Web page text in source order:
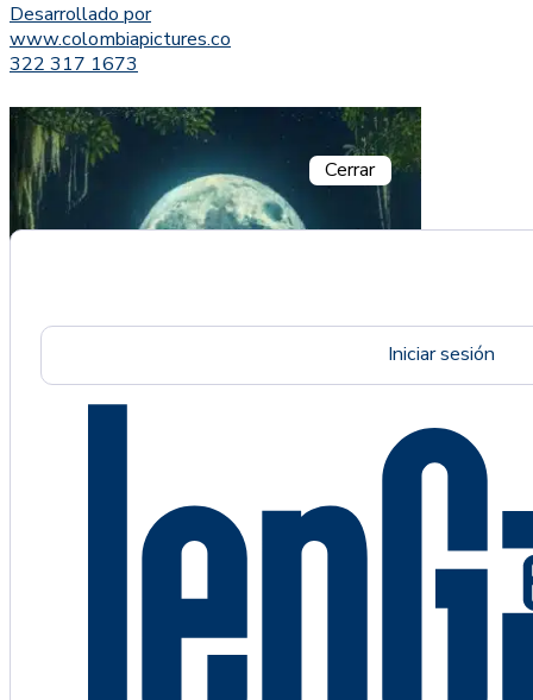
Desarrollado por
www.colombiapictures.co
322 317 1673
Cerrar
Iniciar sesión